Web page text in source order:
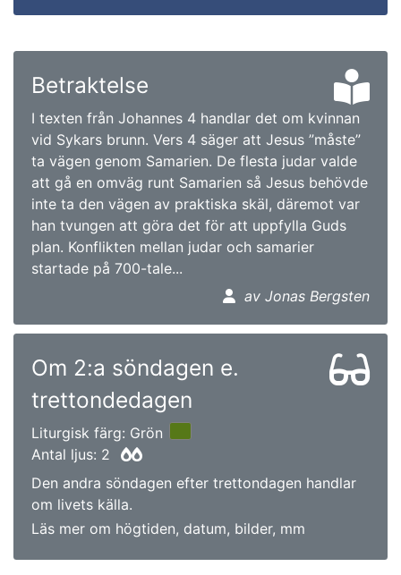
Betraktelse
I texten från Johannes 4 handlar det om kvinnan
vid Sykars brunn. Vers 4 säger att Jesus ”måste”
ta vägen genom Samarien. De flesta judar valde
att gå en omväg runt Samarien så Jesus behövde
inte ta den vägen av praktiska skäl, däremot var
han tvungen att göra det för att uppfylla Guds
plan. Konflikten mellan judar och samarier
startade på 700-tale...
av Jonas Bergsten
Om 2:a söndagen e.
trettondedagen
Liturgisk färg: Grön
Antal ljus: 2
Den andra söndagen efter trettondagen handlar
om livets källa.
Läs mer om högtiden, datum, bilder, mm